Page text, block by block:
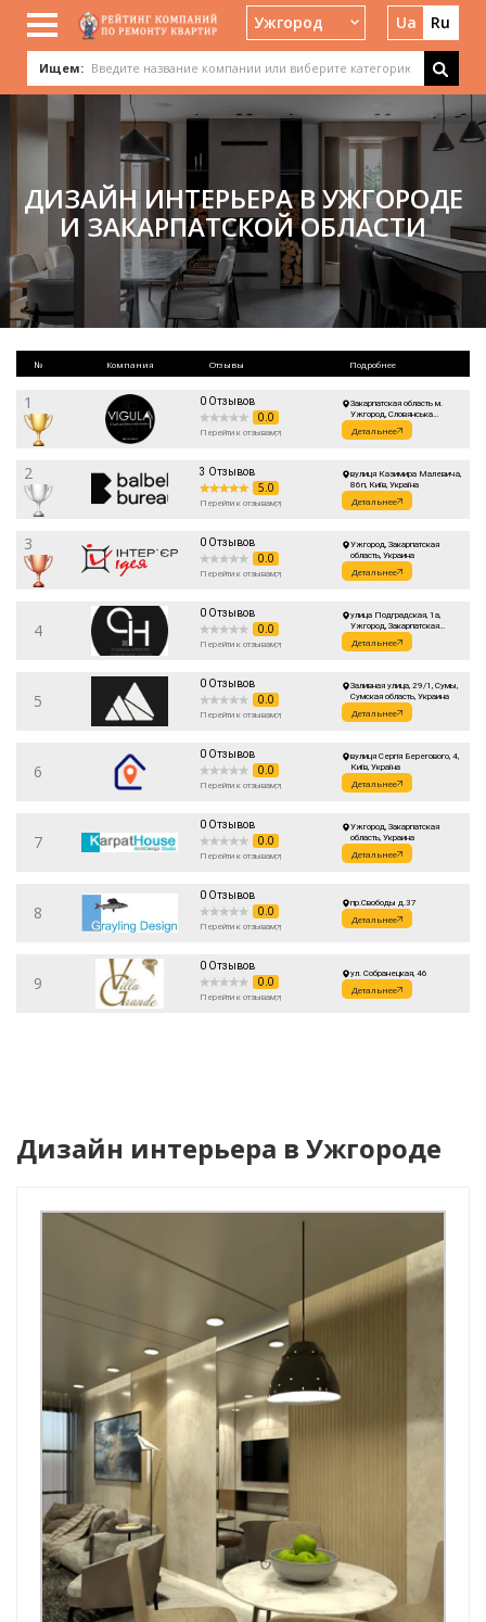
Ужгород Ua Ru
Ищем:
ДИЗАЙН ИНТЕРЬЕРА В УЖГОРОДЕ
И ЗАКАРПАТСКОЙ ОБЛАСТИ
№ Компания Отзывы Подробнее
1 0 Отзывов
0.0
Перейти к отзывам
Закарпатская область м.
Ужгород, Словянська
Детальнее
2 3 Отзывов
5.0
Перейти к отзывам
вулиця Казимира Малевича,
86п, Київ, Україна
Детальнее
3 0 Отзывов
0.0
Перейти к отзывам
Ужгород, Закарпатская
область, Украина
Детальнее
4
0 Отзывов
0.0
Перейти к отзывам
улица Подградская, 1а,
Ужгород, Закарпатская
область, Украина
Детальнее
5
0 Отзывов
0.0
Перейти к отзывам
Заливная улица, 29/1, Сумы,
Сумская область, Украина
Детальнее
6
0 Отзывов
0.0
Перейти к отзывам
вулиця Сергія Берегового, 4,
Київ, Україна
Детальнее
7
0 Отзывов
0.0
Перейти к отзывам
Ужгород, Закарпатская
область, Украина
Детальнее
8
0 Отзывов
0.0
Перейти к отзывам
пр.Свободы д.37
Детальнее
9
0 Отзывов
0.0
Перейти к отзывам
ул. Собранецкая, 46
Детальнее
Дизайн интерьера в Ужгороде